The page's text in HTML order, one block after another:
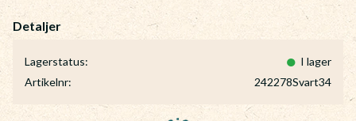
Lagerstatus
I lager
Artikelnr
242278Svart34